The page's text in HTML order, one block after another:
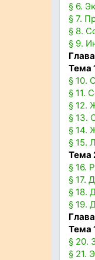
§ 6.
§ 7.
§ 8.
§ 9.
Тема
§ 10.
§ 11.
§ 12.
§ 13.
§ 14.
§ 15.
Тема
§ 16.
§ 17.
§ 18.
§ 19.
Тема
§ 20.
§ 21.